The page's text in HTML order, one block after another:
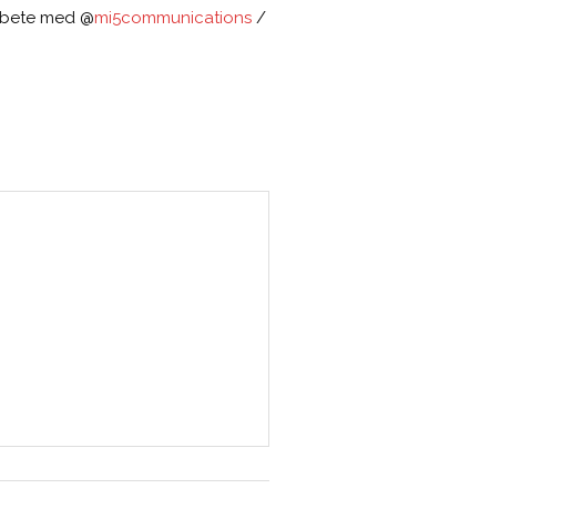
med @mi5communications /